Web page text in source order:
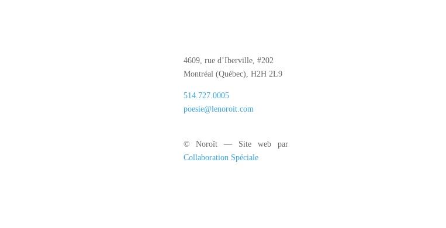
4609, rue d’Iberville, #202
Montréal (Québec), H2H 2L9
514.727.0005
poesie@lenoroit.com
© Noroît — Site web par
Collaboration Spéciale